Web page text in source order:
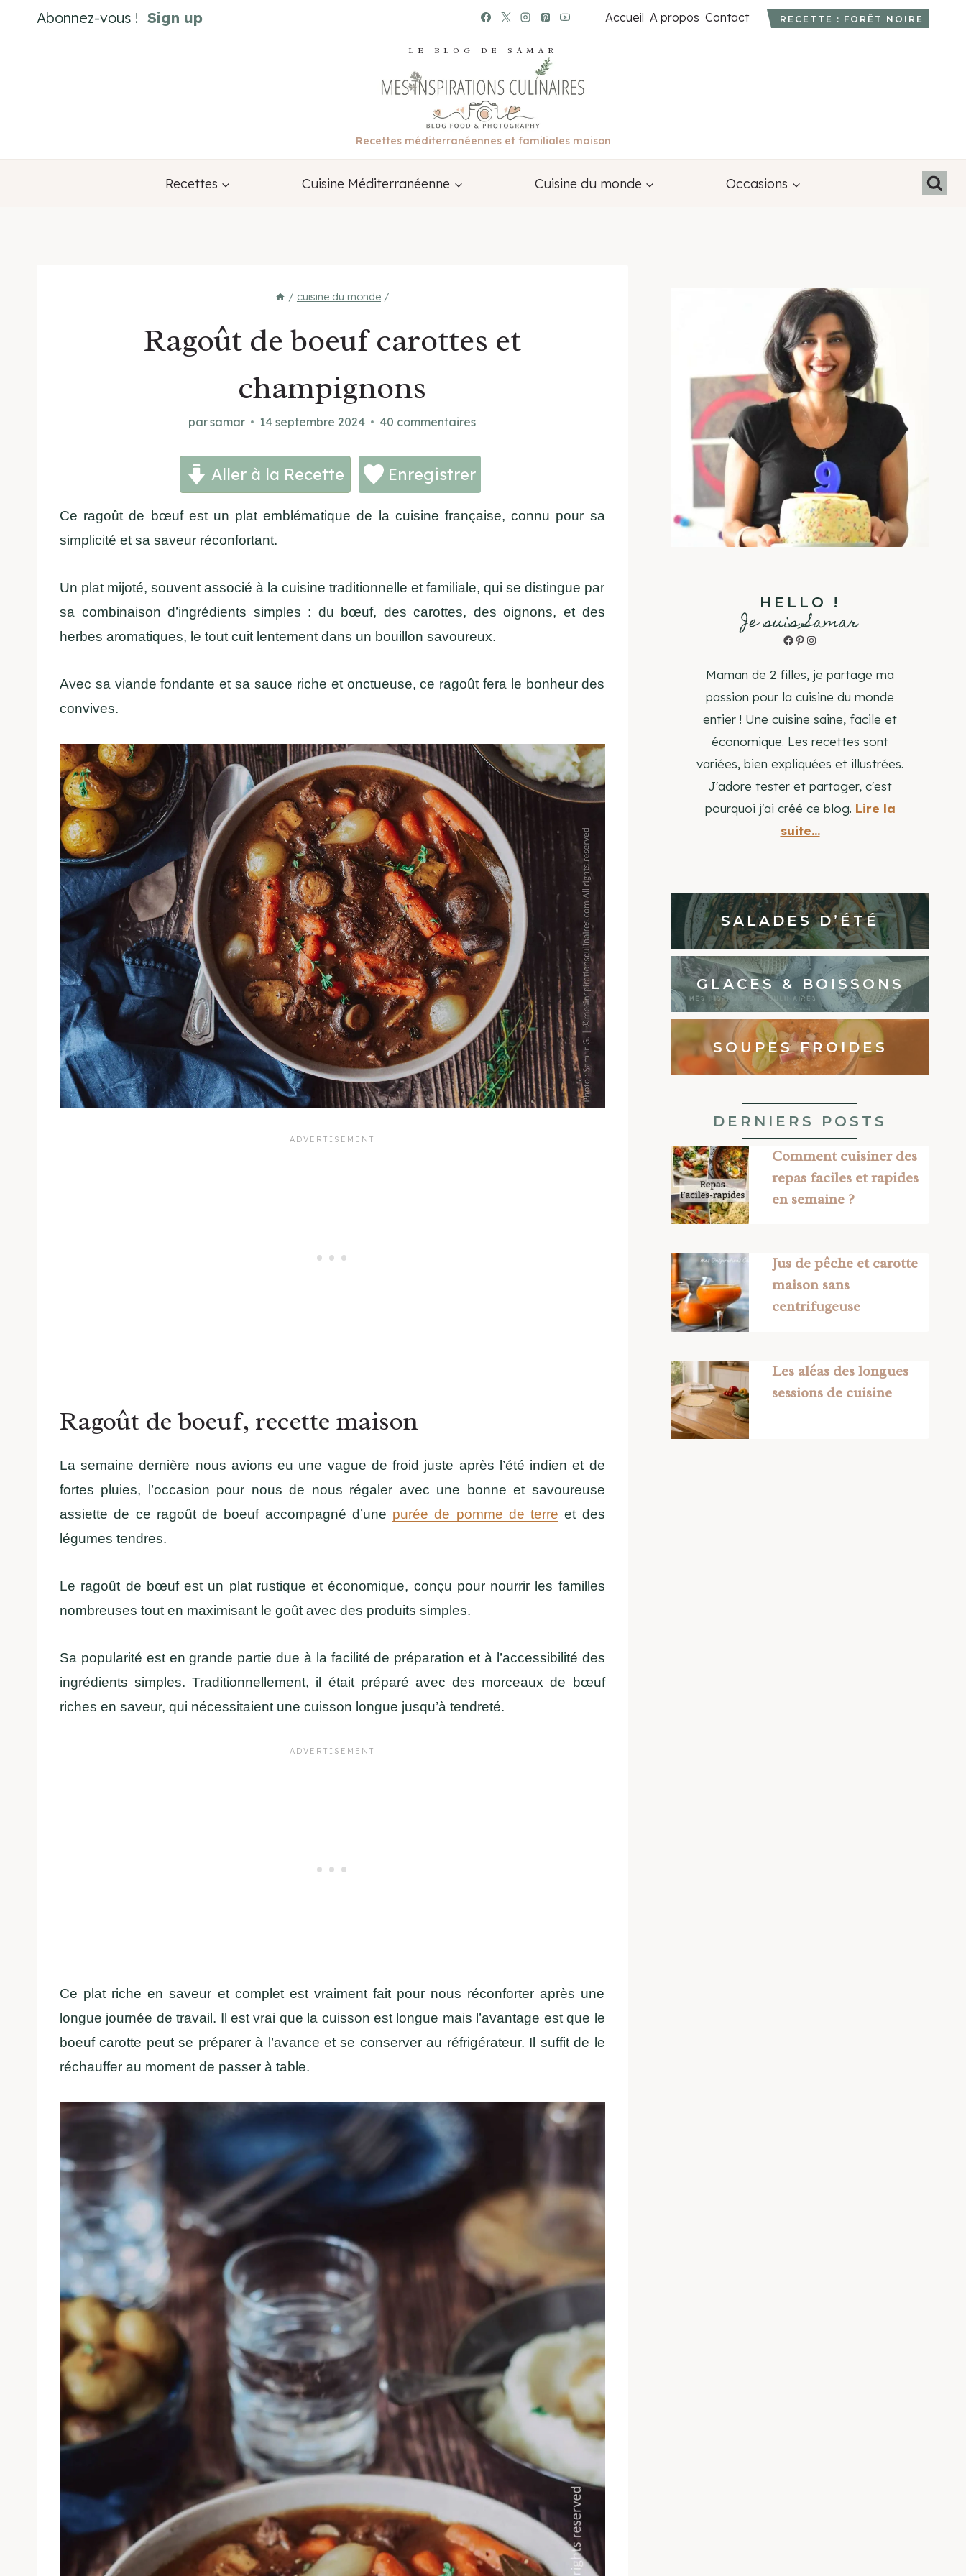
au
Abonnez-vous ! Sign up Accueil A propos Contact RECETTE : FORÊT NOIRE
LE BLOG DE SAMAR
Recettes méditerranéennes et familiales maison
Recettes Cuisine Méditerranéenne Cuisine du monde Occasions
/ cuisine du monde /
Ragoût de boeuf carottes et
champignons
parsamar 14 septembre 2024 40 commentaires
Aller à la Recette Enregistrer
Ce ragoût de bœuf est un plat emblématique de la cuisine française, connu pour sa
simplicité et sa saveur réconfortant.
Un plat mijoté, souvent associé à la cuisine traditionnelle et familiale, qui se distingue par
sa combinaison d’ingrédients simples : du bœuf, des carottes, des oignons, et des
herbes aromatiques, le tout cuit lentement dans un bouillon savoureux.
Avec sa viande fondante et sa sauce riche et onctueuse, ce ragoût fera le bonheur des
convives.
Ragoût de boeuf, recette maison
La semaine dernière nous avions eu une vague de froid juste après l’été indien et de
fortes pluies, l’occasion pour nous de nous régaler avec une bonne et savoureuse
assiette de ce ragoût de boeuf accompagné d’une purée de pomme de terre et des
légumes tendres.
Le ragoût de bœuf est un plat rustique et économique, conçu pour nourrir les familles
nombreuses tout en maximisant le goût avec des produits simples.
Sa popularité est en grande partie due à la facilité de préparation et à l’accessibilité des
ingrédients simples.Traditionnellement, il était préparé avec des morceaux de bœuf
riches en saveur, qui nécessitaient une cuisson longue jusqu’à tendreté.
Ce plat riche en saveur et complet est vraiment fait pour nous réconforter après une
longue journée de travail. Il est vrai que la cuisson est longue mais l’avantage est que le
boeuf carotte peut se préparer à l’avance et se conserver au réfrigérateur. Il suffit de le
réchauffer au moment de passer à table.
HELLO !
Je suis Samar
Facebook
Pinterest
Instagram
Maman de 2 filles, je partage ma
passion pour la cuisine du monde
entier ! Une cuisine saine, facile et
économique. Les recettes sont
variées, bien expliquées et illustrées.
J'adore tester et partager, c'est
pourquoi j'ai créé ce blog. Lire la
suite...
SALADES D’ÉTÉ
GLACES & BOISSONS
SOUPES FROIDES
DERNIERS POSTS
Comment cuisiner des
repas faciles et rapides
en semaine ?
Jus de pêche et carotte
maison sans
centrifugeuse
Les aléas des longues
sessions de cuisine